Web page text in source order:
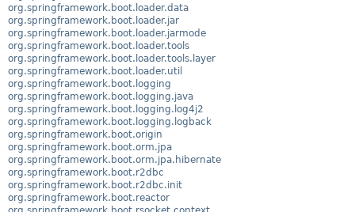
org.springframework.boot.loader.data
org.springframework.boot.loader.jar
org.springframework.boot.loader.jarmode
org.springframework.boot.loader.tools
org.springframework.boot.loader.tools.layer
org.springframework.boot.loader.util
org.springframework.boot.logging
org.springframework.boot.logging.java
org.springframework.boot.logging.log4j2
org.springframework.boot.logging.logback
org.springframework.boot.origin
org.springframework.boot.orm.jpa
org.springframework.boot.orm.jpa.hibernate
org.springframework.boot.r2dbc
org.springframework.boot.r2dbc.init
org.springframework.boot.reactor